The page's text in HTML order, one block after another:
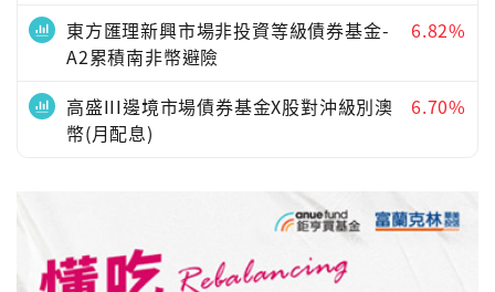
東方匯理新興市場非投資等級債券基金-
A2累積南非幣避險
6.82%
高盛III邊境市場債券基金X股對沖級別澳
幣(月配息)
6.70%